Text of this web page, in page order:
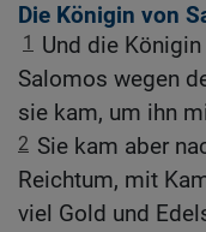
Die Königin von
1
Und die
Salomos wegen
sie kam, um ihn
2 Sie kam aber
Reichtum, mit
viel Gold und